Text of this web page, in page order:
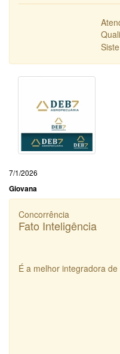
7/1/2026
Giovana
Concorrência
Fato Inteligência
É a melhor integradora